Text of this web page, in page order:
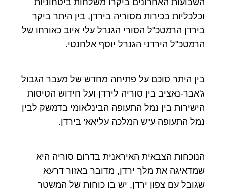
וכלכליות בכירות מסוריה בירדן, בין היתר ביקר
בירדן הרמטכ"ל הסורי הגנרל עלי איוב כאורחו של
הרמטכ"ל הירדני הגנרל יוסף אלחנטי.
בין היתר סוכם על פתיחה מחדש של מעבר הגבול
ג'אבר-נאציב בין סוריה לירדן ועל חידוש הטיסות
הישירות בין נמל התעופה הבינלאומי בדמשק לבין
נמל התעופה ע"ש המלכה עליאא' בירדן.
הנוכחות הצבאית האיראנית בדרום סוריה היא
שמדאיגה את מלך ירדן, מדובר באזור דרעא
שגובל עם צפון ירדן, יש בו כוחות של המשטר